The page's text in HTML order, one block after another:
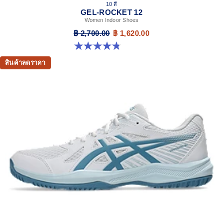
10 สี
GEL-ROCKET 12
Women Indoor Shoes
฿ 2,700.00 ฿ 1,620.00
4.8 จาก 5 ดาว 151 รีวิว
สินค้าลดราคา